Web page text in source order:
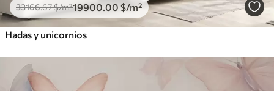
33166.67$/m²19900 .00 $/m²
Hadas y unicornios